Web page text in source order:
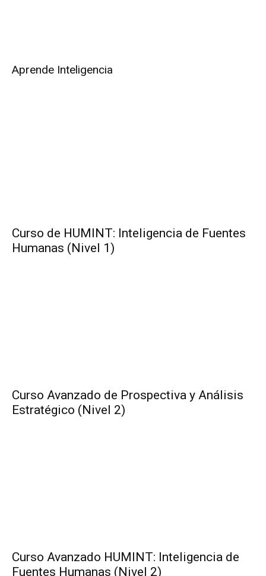
Aprende Inteligencia
Curso de HUMINT: Inteligencia de Fuentes
Humanas (Nivel 1)
Curso Avanzado de Prospectiva y Análisis
Estratégico (Nivel 2)
Curso Avanzado HUMINT: Inteligencia de
Fuentes Humanas (Nivel 2)